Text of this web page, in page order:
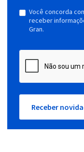
Você concorda
receber
Gran.
Receber